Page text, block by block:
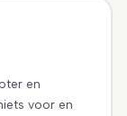
en
voor en